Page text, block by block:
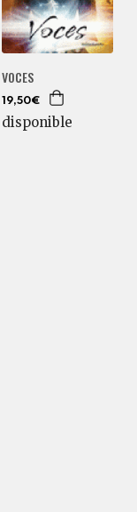
VOCES
19,50€
disponible